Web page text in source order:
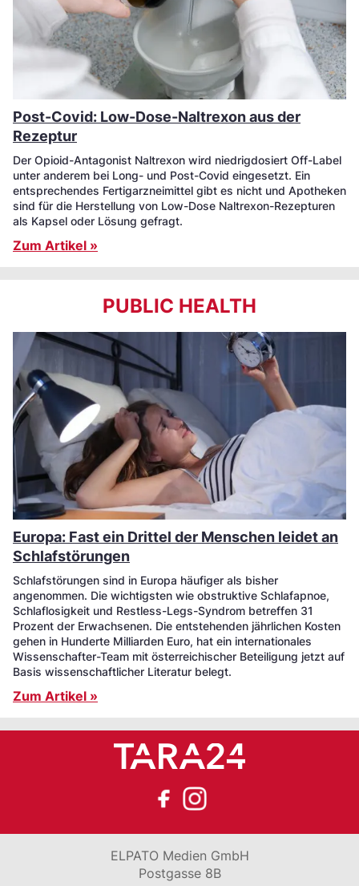
Post-Covid: Low-Dose-Naltrexon aus der
Rezeptur
Der Opioid-Antagonist Naltrexon wird niedrigdosiert Off-Label
unter anderem bei Long- und Post-Covid eingesetzt. Ein
entsprechendes Fertigarzneimittel gibt es nicht und Apotheken
sind für die Herstellung von Low-Dose Naltrexon-Rezepturen
als Kapsel oder Lösung gefragt.
Zum Artikel »
PUBLIC HEALTH
Europa: Fast ein Drittel der Menschen leidet an
Schlafstörungen
Schlafstörungen sind in Europa häufiger als bisher
angenommen. Die wichtigsten wie obstruktive Schlafapnoe,
Schlaflosigkeit und Restless-Legs-Syndrom betreffen 31
Prozent der Erwachsenen. Die entstehenden jährlichen Kosten
gehen in Hunderte Milliarden Euro, hat ein internationales
Wissenschafter-Team mit österreichischer Beteiligung jetzt auf
Basis wissenschaftlicher Literatur belegt.
Zum Artikel »
ELPATO Medien GmbH
Postgasse 8B